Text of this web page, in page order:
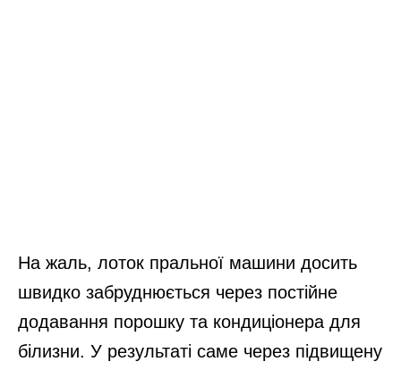
На жаль, лоток пральної машини досить
швидко забруднюється через постійне
додавання порошку та кондиціонера для
білизни. У результаті саме через підвищену